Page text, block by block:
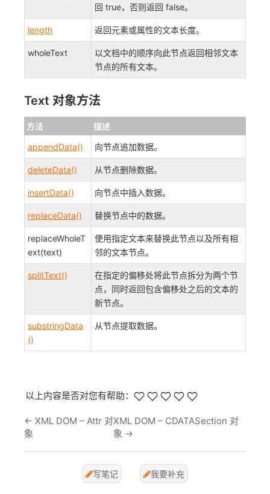
回 true，否则返回 false。
length 返回元素或属性的文本长度。
wholeText
以文档中的顺序向此节点返回相邻文本
节点的所有文本。
Text 对象方法
方法
描述
appendData()
向节点追加数据。
deleteData() 从节点删除数据。
insertData() 向节点中插入数据。
replaceData() 替换节点中的数据。
replaceWholeT
ext(text)
使用指定文本来替换此节点以及所有相
邻的文本节点。
splitText()
在指定的偏移处将此节点拆分为两个节
点，同时返回包含偏移处之后的文本的
新节点。
substringData
()
从节点提取数据。
以上内容是否对您有帮助：
← XML DOM – Attr 对
象
XML DOM – CDATASection 对
象 →
写笔记 我要补充